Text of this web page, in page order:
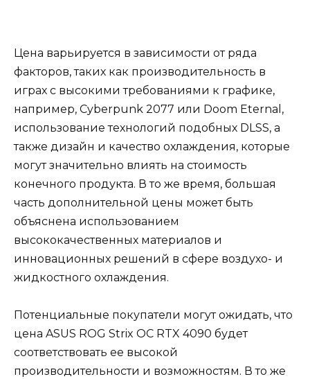
Цена варьируется в зависимости от ряда
факторов, таких как производительность в
играх с высокими требованиями к графике,
например, Cyberpunk 2077 или Doom Eternal,
использование технологий подобных DLSS, а
также дизайн и качество охлаждения, которые
могут значительно влиять на стоимость
конечного продукта. В то же время, большая
часть дополнительной цены может быть
объяснена использованием
высококачественных материалов и
инновационных решений в сфере воздухо- и
жидкостного охлаждения.
Потенциальные покупатели могут ожидать, что
цена ASUS ROG Strix OC RTX 4090 будет
соответствовать ее высокой
производительности и возможностям. В то же